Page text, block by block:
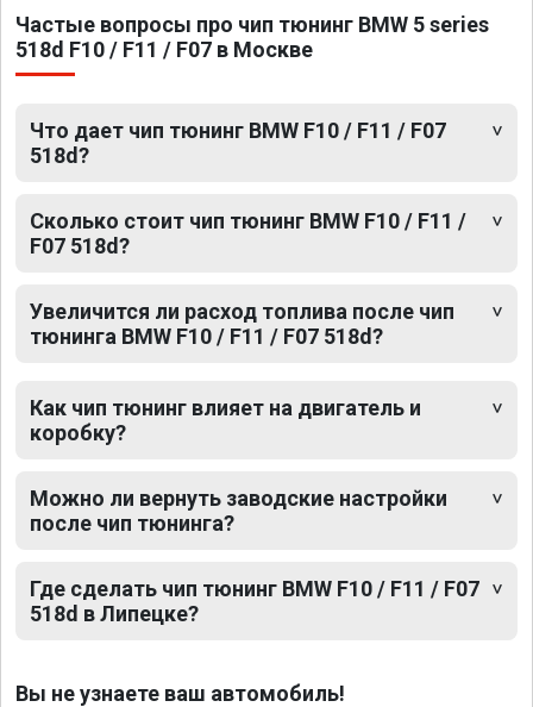
Частые вопросы про чип тюнинг BMW 5 series
518d F10 / F11 / F07 в Москве
Что дает чип тюнинг BMW F10 / F11 / F07
518d?
Сколько стоит чип тюнинг BMW F10 / F11 /
F07 518d?
Увеличится ли расход топлива после чип
тюнинга BMW F10 / F11 / F07 518d?
Как чип тюнинг влияет на двигатель и
коробку?
Можно ли вернуть заводские настройки
после чип тюнинга?
Где сделать чип тюнинг BMW F10 / F11 / F07
518d в Липецке?
Вы не узнаете ваш автомобиль!